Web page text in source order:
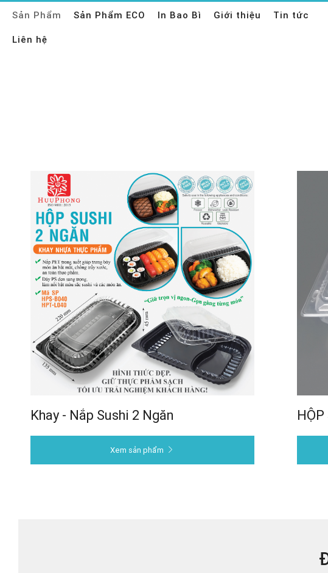
Sản Phẩm Sản Phẩm ECO In Bao Bì Giới thiệu Tin tức
Liên hệ
Khay - Nắp Sushi 2 Ngăn
Xem sản phẩm